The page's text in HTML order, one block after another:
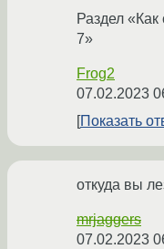
Раздел
7»
Frog2
07.02.2023
Показать
откуда вы
mrjaggers
07.02.2023